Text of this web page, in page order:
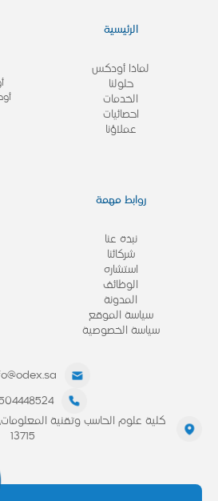
الرئيسية
لماذا أودكس
حلولنا
الخدمات
احصائيات
عملاؤنا
روابط مهمة
نبذة عنا
شركائنا
استشاره
الوظائف
المدونة
سياسة الموقع
سياسة الخصوصية
كلية علوم الحاسب وتقنية
13715